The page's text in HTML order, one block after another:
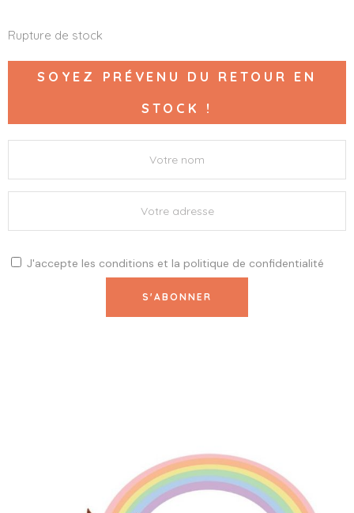
Rupture de stock
SOYEZ PRÉVENU DU RETOUR EN
STOCK !
J'accepte les conditions et la politique de confidentialité